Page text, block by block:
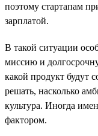
поэтому стартапам
зарплатой.
В такой ситуации
миссию и
какой продукт будут
решать, насколько
культура. Иногда
фактором.